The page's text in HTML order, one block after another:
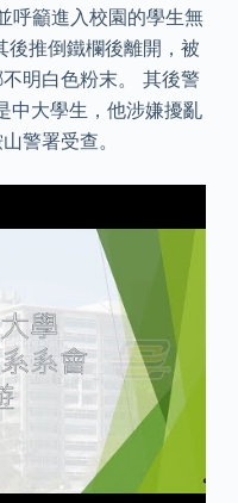
呼籲進入校園的學生無
後推倒鐵欄後離開，被
明白色粉末。 其後警
中大學生，他涉嫌擾亂
警署受查。